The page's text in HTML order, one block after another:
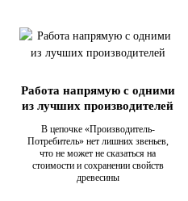
Работа напрямую с одними
из лучших производителей
В цепочке «Производитель-
Потребитель» нет лишних звеньев,
что не может не сказаться на
стоимости и сохранении свойств
древесины